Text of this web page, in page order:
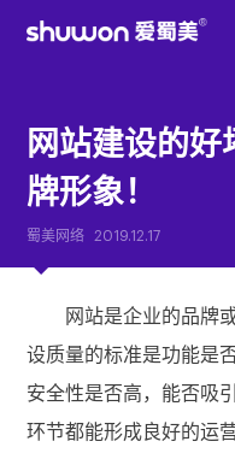
网站建设的
牌形象！
蜀美网络 2019.12.17
网站是企业的品牌或
设质量的标准是功能是
安全性是否高，能否吸
环节都能形成良好的运